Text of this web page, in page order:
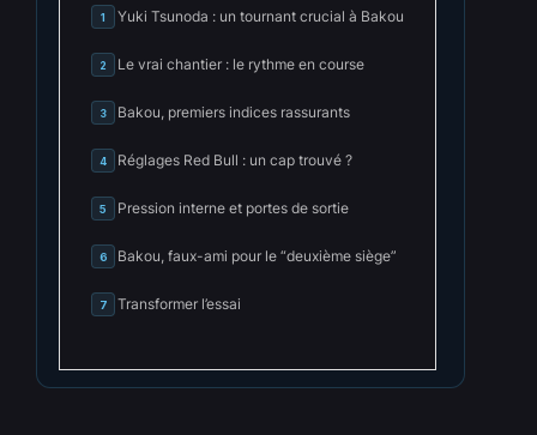
1 Yuki Tsunoda : un tournant crucial à Bakou
2 Le vrai chantier : le rythme en course
3 Bakou, premiers indices rassurants
4 Réglages Red Bull : un cap trouvé ?
5 Pression interne et portes de sortie
6 Bakou, faux-ami pour le “deuxième siège”
7 Transformer l’essai